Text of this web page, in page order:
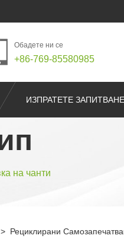
Обадете ни се
+86-769-85580985
ИЗПРАТЕТЕ ЗАПИТВАНЕ
на чанти
> Рециклирани